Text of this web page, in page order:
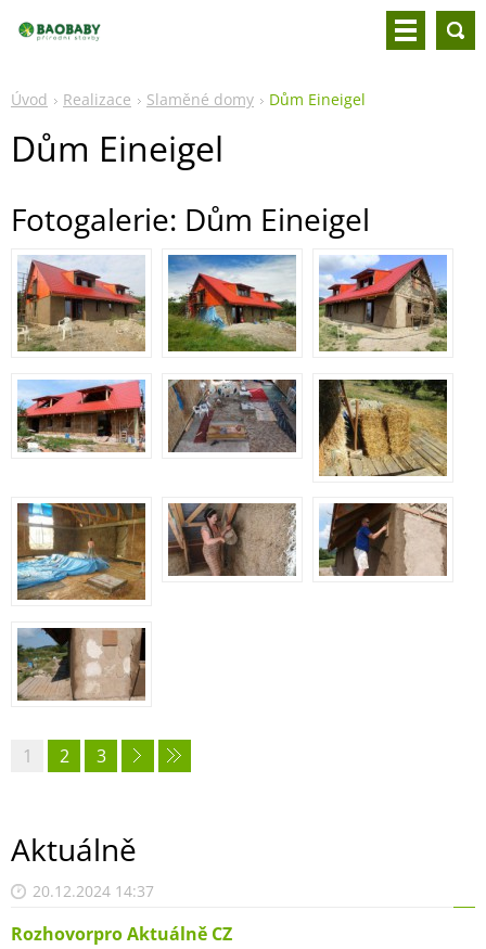
Úvod Realizace Slaměné domy Dům Eineigel
Dům Eineigel
Fotogalerie: Dům Eineigel
1 2 3
Aktuálně
20.12.2024 14:37
Rozhovorpro Aktuálně CZ